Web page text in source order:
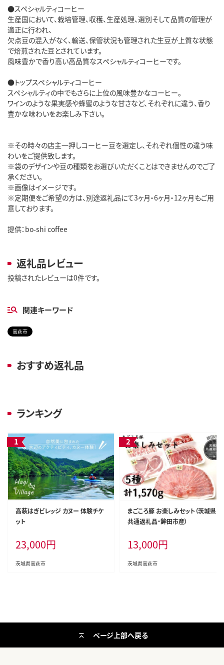
●スペシャルティコーヒー
生産国において、栽培管理、収穫、生産処理、選別そして品質の管理が
適正に行われ、
欠点豆の混入がなく、輸送、保管状況も管理された生豆が上質な状態
で焙煎された豆とされています。
風味豊かで香り高い高品質なスペシャルティコーヒーです。
●トップスペシャルティコーヒー
スペシャルティの中でもさらに上位の風味豊かなコーヒー。
ワインのような果実感や蜂蜜のような甘さなど、それぞれに違う、香り
豊かな味わいをお楽しみ下さい。
※その時々の店主一押しコーヒー豆を選定し、それぞれ個性の違う味
わいをご提供致します。
※袋のデザインや豆の種類をお選びいただくことはできませんのでご了
承ください。
※画像はイメージです。
※定期便をご希望の方は、別途返礼品にて3ヶ月・6ヶ月・12ヶ月もご用
意しております。
提供：bo-shi coffee
返礼品レビュー
投稿されたレビューは0件です。
関連キーワード
高萩市
おすすめ返礼品
ランキング
高萩はぎビレッジ カヌー 体験チケ
ット
23,000円
茨城県高萩市
まごころ豚 お楽しみセット（茨城県
共通返礼品・鉾田市産）
13,000円
茨城県高萩市
ページ上部へ戻る